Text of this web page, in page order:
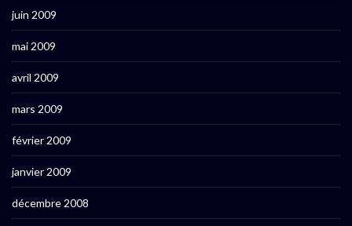
juin 2009
mai 2009
avril 2009
mars 2009
février 2009
janvier 2009
décembre 2008